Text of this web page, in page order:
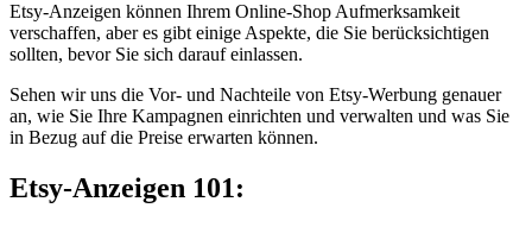
Etsy-Anzeigen können Ihrem Online-Shop Aufmerksamkeit
verschaffen, aber es gibt einige Aspekte, die Sie berücksichtigen
sollten, bevor Sie sich darauf einlassen.
Sehen wir uns die Vor- und Nachteile von Etsy-Werbung genauer
an, wie Sie Ihre Kampagnen einrichten und verwalten und was Sie
in Bezug auf die Preise erwarten können.
Etsy-Anzeigen 101: